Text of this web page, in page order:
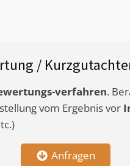
/
verfahren.
vom Ergebnis vor
Anfragen